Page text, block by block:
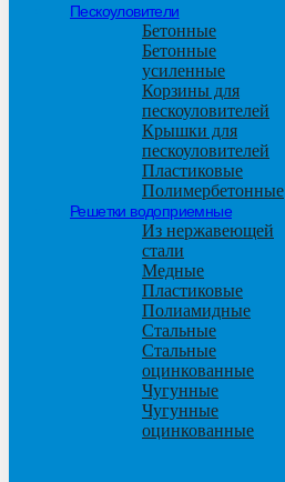
Пескоуловители
Бетонные
Бетонные
усиленные
Корзины для
пескоуловителей
Крышки для
пескоуловителей
Пластиковые
Полимербетонные
Решетки водоприемные
Из нержавеющей
стали
Медные
Пластиковые
Полиамидные
Стальные
Стальные
оцинкованные
Чугунные
Чугунные
оцинкованные